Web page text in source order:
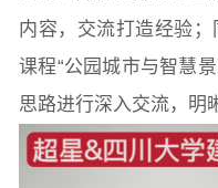
院长致词 学院简介
院党委 院行政
内容，交流打造经验
课程“公园城市与智慧
思路进行深入交流，明